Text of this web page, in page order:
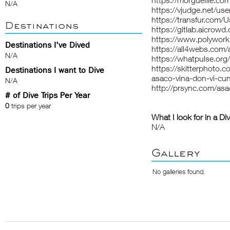
N/A
Destinations
Destinations I've Dived
N/A
Destinations I want to Dive
N/A
# of Dive Trips Per Year
0 trips per year
https://vjudge.net/
https://transfur.com/
https://
https://
https://
https://
https://
asaco-vina-don-vi-
http://prsync.com/
What I look for in a
N/A
Gallery
No galleries found.